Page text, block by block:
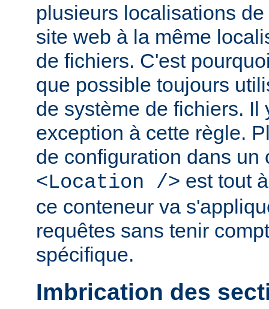
plusieurs localisations
site web à la même
de fichiers. C'est
que possible toujours
de système de fichiers. Il
exception à cette règle.
de configuration dans un
<Location /> est tout
ce conteneur va
requêtes sans tenir
spécifique.
Imbrication des